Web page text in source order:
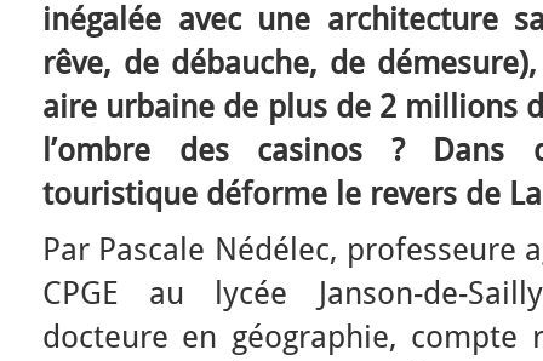
inégalée avec une architecture
rêve, de débauche, de
aire urbaine de plus de 2 millions
l’ombre des casinos ? Dans
touristique déforme le revers de
Par Pascale Nédélec, professeure
CPGE au lycée Janson-de-
docteure en géographie, compte